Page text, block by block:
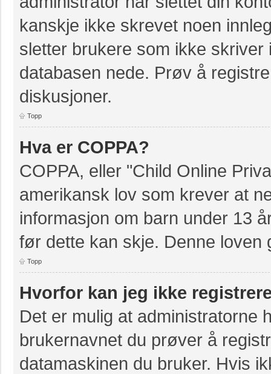
kanskje ikke skrevet noen
sletter brukere som ikke
databasen nede. Prøv å
diskusjoner.
Topp
Hva er COPPA?
COPPA, eller "Child Online
amerikansk lov som krever at
informasjon om barn under 13
før dette kan skje. Denne
Topp
Hvorfor kan jeg ikke
Det er mulig at administratorne
brukernavnet du prøver å
datamaskinen du bruker. Hvis